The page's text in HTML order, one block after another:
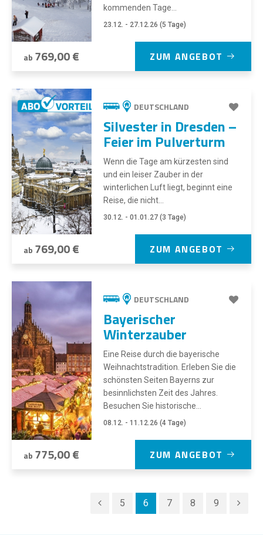
kommenden Tage...
23.12. - 27.12.26 (5 Tage)
ab 769,00 € ZUM ANGEBOT
DEUTSCHLAND
Silvester in Dresden –
Feier im Pulverturm
Wenn die Tage am kürzesten sind
und ein leiser Zauber in der
winterlichen Luft liegt, beginnt eine
Reise, die nicht...
30.12. - 01.01.27 (3 Tage)
ab 769,00 € ZUM ANGEBOT
DEUTSCHLAND
Bayerischer
Winterzauber
Eine Reise durch die bayerische
Weihnachtstradition. Erleben Sie die
schönsten Seiten Bayerns zur
besinnlichsten Zeit des Jahres.
Besuchen Sie historische...
08.12. - 11.12.26 (4 Tage)
ab 775,00 € ZUM ANGEBOT
5 6 7 8 9